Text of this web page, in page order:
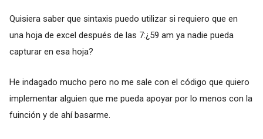
Quisiera saber que sintaxis puedo utilizar si requiero que en
una hoja de excel después de las 7:¿59 am ya nadie pueda
capturar en esa hoja?
He indagado mucho pero no me sale con el código que quiero
implementar alguien que me pueda apoyar por lo menos con la
fuinción y de ahí basarme.